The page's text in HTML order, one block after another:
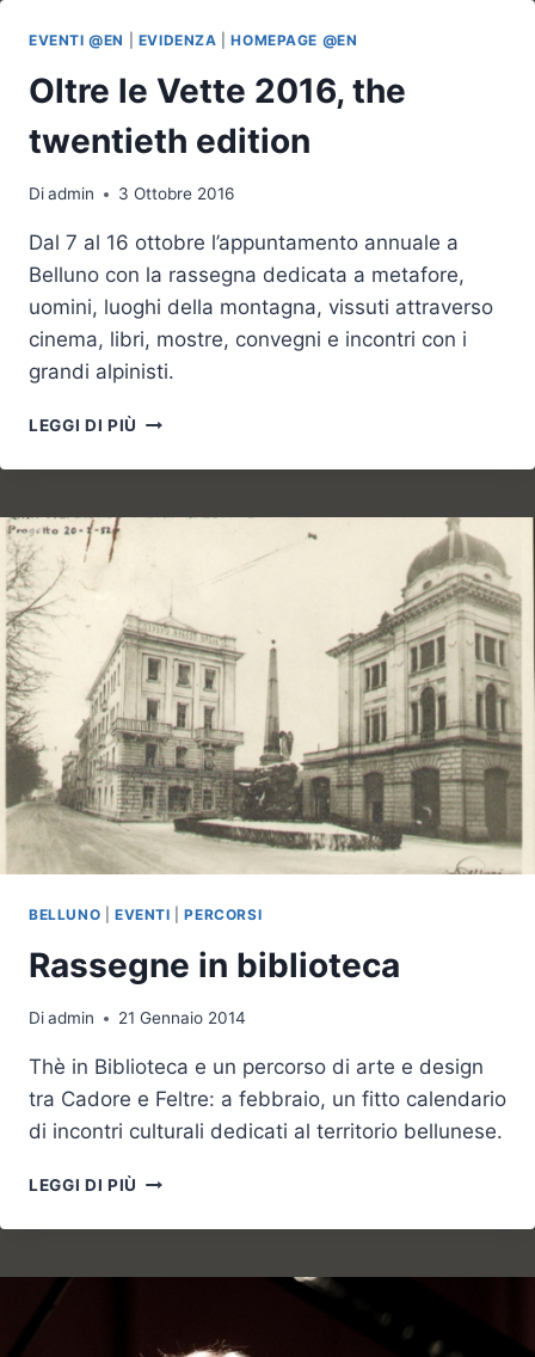
HERMITAGE
EXHIBIT
IN
BELLUNO.
EVENTI @EN EVIDENZA |HOMEPAGE @EN
Oltre le Vette 2016, the
twentieth edition
Diadmin 3 Ottobre 2016
Dal 7 al 16 ottobre l’appuntamento annuale a
Belluno con la rassegna dedicata a metafore,
uomini, luoghi della montagna, vissuti attraverso
cinema, libri, mostre, convegni e incontri con i
grandi alpinisti.
LEGGI DI PIÙ OLTRE
VETTE
THE
EDITION
BELLUNO EVENTI |PERCORSI
Rassegne in biblioteca
Diadmin 21 Gennaio 2014
Thè in Biblioteca e un percorso di arte e design
tra Cadore e Feltre: a febbraio, un fitto calendario
di incontri culturali dedicati al territorio bellunese.
LEGGI DI PIÙ RASSEGNE
BIBLIOTECA